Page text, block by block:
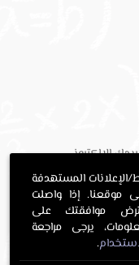
الإلكتروني.
الإعلانات المستهدفة
موقعنا. إذا واصلت
موافقتك على
يرجى مراجعة
.